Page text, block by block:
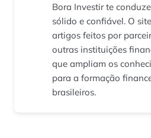
Bora Investir te
sólido e confiável. O
artigos feitos por
outras instituições
que ampliam os
para a formação
brasileiros.